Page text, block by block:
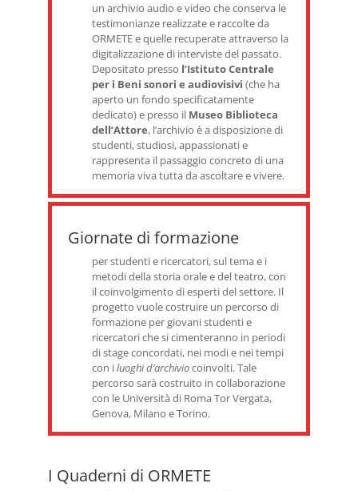
un archivio audio e video che conserva le
testimonianze realizzate e raccolte da
ORMETE e quelle recuperate attraverso la
digitalizzazione di interviste del passato.
Depositato presso l’Istituto Centrale
per i Beni sonori e audiovisivi (che ha
aperto un fondo specificatamente
dedicato) e presso il Museo Biblioteca
dell’Attore, l’archivio è a disposizione di
studenti, studiosi, appassionati e
rappresenta il passaggio concreto di una
memoria viva tutta da ascoltare e vivere.
Giornate di formazione
per studenti e ricercatori, sul tema e i
metodi della storia orale e del teatro, con
il coinvolgimento di esperti del settore. Il
progetto vuole costruire un percorso di
formazione per giovani studenti e
ricercatori che si cimenteranno in periodi
di stage concordati, nei modi e nei tempi
con iluoghi d’archiviocoinvolti. Tale
percorso sarà costruito in collaborazione
con le Università di Roma Tor Vergata,
Genova, Milano e Torino.
I Quaderni di ORMETE